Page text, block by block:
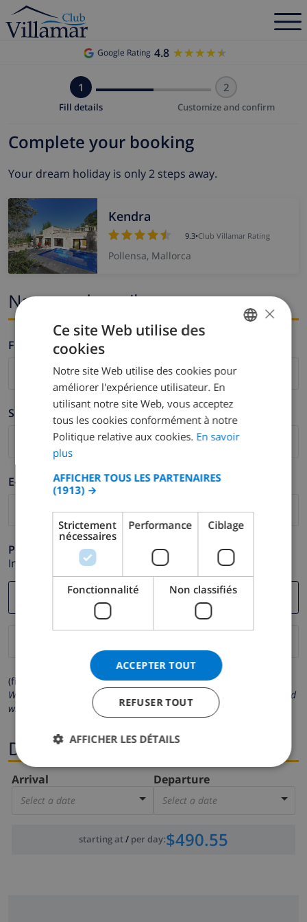
Google Rating 4.8 ★★★★★
★★★★★
1
Fill details
2
Customize and confirm
Complete your booking
Your dream holiday is only 2 steps away.
Kendra
9.3•Club Villamar Rating
Pollensa, Mallorca
Name and email
Firstname *
Surname *
E-mail *
Phone *
In case your email address does not function correctly.
(fields marked with * are mandatory )
We respect your privacy. Your personal details will never be shared
with others.
Dates
Arrival
Select a date
Departure
Select a date
starting at/ per day:$490.55
DUTCH
SPANISH
GERMAN
DANISH
×
Ce site Web utilise des
cookies
Notre site Web utilise des cookies pour
améliorer l'expérience utilisateur. En
utilisant notre site Web, vous acceptez
tous les cookies conformément à notre
Politique relative aux cookies. En savoir
plus
AFFICHER TOUS LES PARTENAIRES
(1913) →
Strictement
nécessaires
Performance Ciblage
Fonctionnalité Non classifiés
ACCEPTER TOUT
REFUSER TOUT
AFFICHER LES DÉTAILS